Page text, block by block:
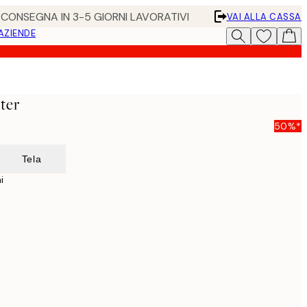
IN 3-5 GIORNI LAVORATIVI
VAI ALLA CASSA
50%*
Tela